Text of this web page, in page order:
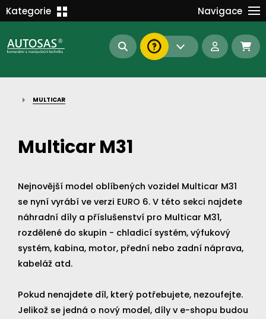
Kategorie
MANIPULAČNÍ TECHNIKA
S-BAT ENERGY
náhradní díly stroje skladem půjčovna
Navigace
Kontakt
MULTICAR
Multicar M31
Nejnovější model oblíbených vozidel Multicar M31
se nyní vyrábí ve verzi EURO 6. V této sekci najdete
náhradní díly a příslušenství pro Multicar M31,
rozdělené do skupin - chladicí systém, výfukový
systém, kabina, motor, přední nebo zadní náprava,
kabeláž atd.
Pokud nenajdete díl, který potřebujete, nezoufejte.
Jelikož se jedná o nový model, díly v e-shopu budou